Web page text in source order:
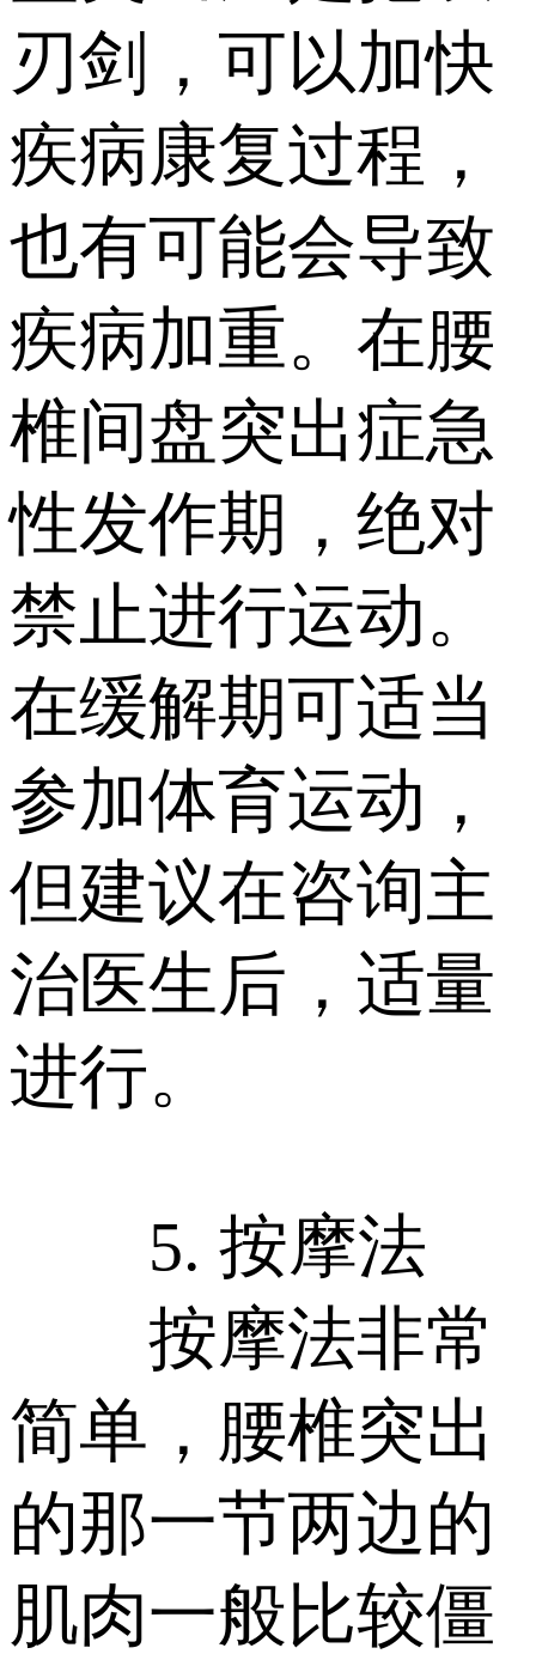
刃剑，可以加快
疾病康复过程，
也有可能会导致
疾病加重。在腰
椎间盘突出症急
性发作期，绝对
禁止进行运动。
在缓解期可适当
参加体育运动，
但建议在咨询主
治医生后，适量
进行。
5. 按摩法
按摩法非常
简单，腰椎突出
的那一节两边的
肌肉一般比较僵